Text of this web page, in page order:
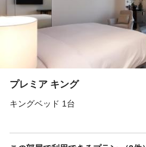
プレミア キング
キングベッド 1台